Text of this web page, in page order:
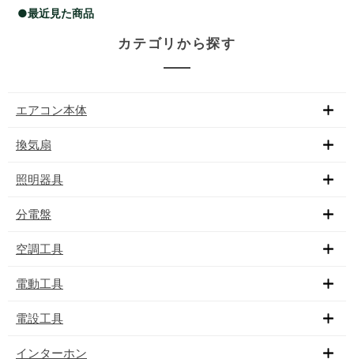
●最近見た商品
カテゴリから探す
エアコン本体
換気扇
照明器具
分電盤
空調工具
電動工具
電設工具
インターホン